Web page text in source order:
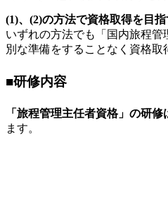
(1)、(2)の方法で資格取得を目
いずれの方法でも「国内旅程
別な準備をすることなく資格取
■研修内容
「旅程管理主任者資格」の研
ます。